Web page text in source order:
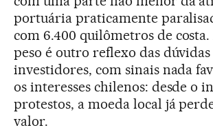
portuária praticamente
com 6.400 quilômetros de
peso é outro reflexo das dúvidas
investidores, com sinais nada
os interesses chilenos: desde o
protestos, a moeda local já
valor.